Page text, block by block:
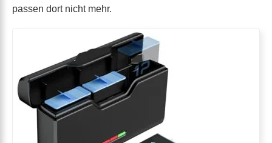
passen dort nicht mehr.